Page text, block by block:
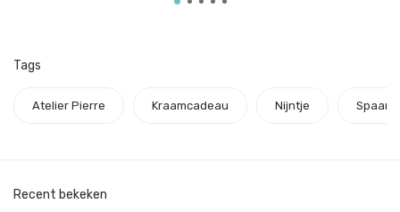
Tags
Atelier Pierre Kraamcadeau Nijntje
Recent bekeken